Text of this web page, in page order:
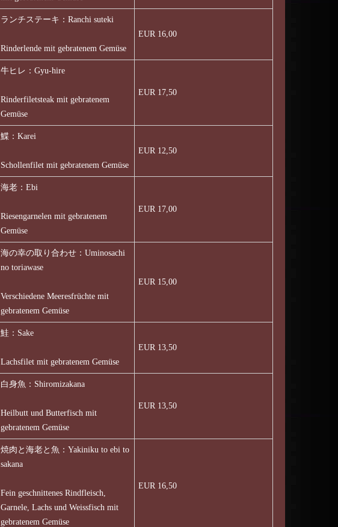
ランチステーキ：Ranchi suteki
Rinderlende mit gebratenem Gemüse
EUR 16,00
牛ヒレ：Gyu-hire
Rinderfiletsteak mit gebratenem
Gemüse
EUR 17,50
鰈：Karei
Schollenfilet mit gebratenem Gemüse
EUR 12,50
海老：Ebi
Riesengarnelen mit gebratenem
Gemüse
EUR 17,00
海の幸の取り合わせ：Uminosachi
no toriawase
Verschiedene Meeresfrüchte mit
gebratenem Gemüse
EUR 15,00
鮭：Sake
Lachsfilet mit gebratenem Gemüse
EUR 13,50
白身魚：Shiromizakana
Heilbutt und Butterfisch mit
gebratenem Gemüse
EUR 13,50
焼肉と海老と魚：Yakiniku to ebi to
sakana
Fein geschnittenes Rindfleisch,
Garnele, Lachs und Weissfisch mit
gebratenem Gemüse
EUR 16,50